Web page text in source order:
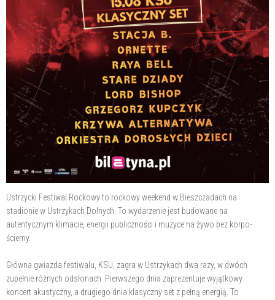
Ustrzycki Festiwal Rockowy to rockowy weekend w Bieszczadach na
stadionie w Ustrzykach Dolnych. To wydarzenie jest budowane na
autentycznym klimacie, energii publiczności i muzyce na żywo bez korpo-
ściemy.
Główna gwiazda festiwalu, KSU, zagra w Ustrzykach dwa razy, w dwóch
zupełnie różnych odsłonach. Pierwszego dnia zaprezentuje wyjątkowy
koncert akustyczny, a drugiego dnia klasyczny set z pełną energią. To